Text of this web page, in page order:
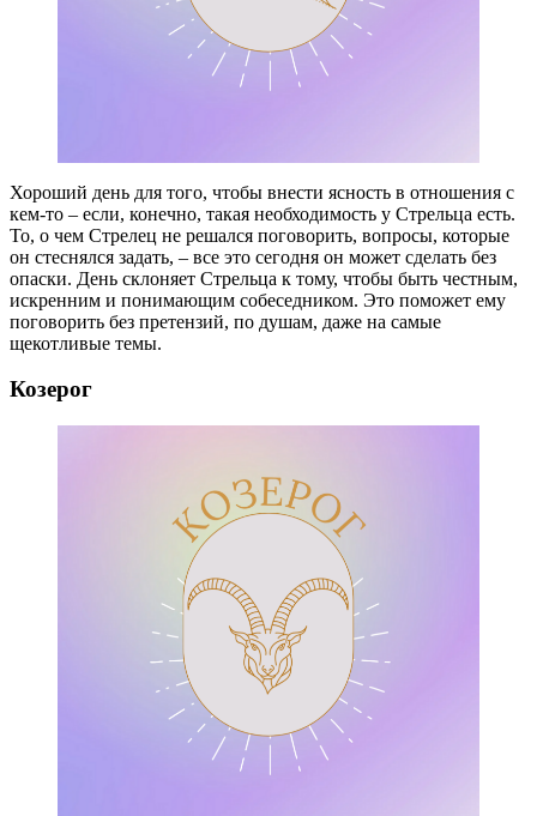
Хороший день для того, чтобы внести ясность в отношения с
кем-то – если, конечно, такая необходимость у Стрельца есть.
То, о чем Стрелец не решался поговорить, вопросы, которые
он стеснялся задать, – все это сегодня он может сделать без
опаски. День склоняет Стрельца к тому, чтобы быть честным,
искренним и понимающим собеседником. Это поможет ему
поговорить без претензий, по душам, даже на самые
щекотливые темы.
Козерог